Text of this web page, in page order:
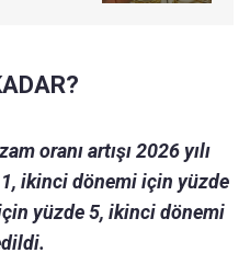
oranı artışı 2026 yılı
ikinci dönemi için yüzde
yüzde 5, ikinci dönemi